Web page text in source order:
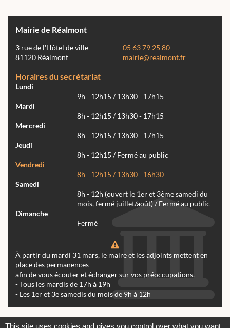
Mairie de Réalmont
3 rue de l'Hôtel de ville
81120 Réalmont
05 63 79 25 80
mairie@realmont.fr
Horaires du secrétariat
Lundi
9h - 12h15 / 13h30 - 17h15
Mardi
8h - 12h15 / 13h30 - 17h15
Mercredi
8h - 12h15 / 13h30 - 17h15
Jeudi
8h - 12h15 / Fermé au public
Vendredi
8h - 12h15 / 13h30 - 16h30
Samedi
8h - 12h (ouvert le 1er et 3ème samedi du
mois, fermé juillet/août) / Fermé au public
Dimanche
Fermé
À partir du mardi 31 mars, le maire et les adjoints mettent en
place des permanences
afin de vous écouter et échanger sur vos préoccupations.
- Tous les mardis de 17h à 19h
- Les 1er et 3e samedis du mois de 9h à 12h
This site uses cookies and gives you control over what you want